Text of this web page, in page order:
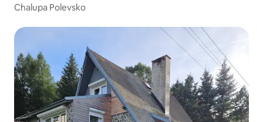
Chalupa Polevsko